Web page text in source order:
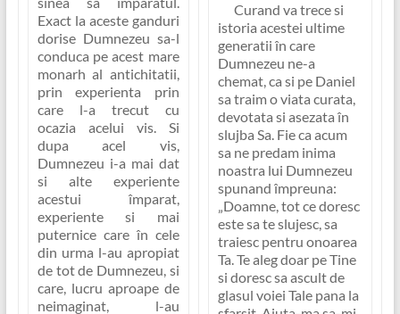
Exact la aceste ganduri
dorise Dumnezeu sa-l
conduca pe acest mare
monarh al antichitatii,
prin experienta prin
care l-a trecut cu
ocazia acelui vis. Si
dupa acel vis,
Dumnezeu i-a mai dat
si alte experiente
acestui împarat,
experiente si mai
puternice care în cele
din urma l-au apropiat
de tot de Dumnezeu, si
care, lucru aproape de
neimaginat, l-au
Curand va trece si
istoria acestei ultime
generatii în care
Dumnezeu ne-a
chemat, ca si pe Daniel
sa traim o viata curata,
devotata si asezata în
slujba Sa. Fie ca acum
sa ne predam inima
noastra lui Dumnezeu
spunand împreuna:
„Doamne, tot ce doresc
este sa te slujesc, sa
traiesc pentru onoarea
Ta. Te aleg doar pe Tine
si doresc sa ascult de
glasul voiei Tale pana la